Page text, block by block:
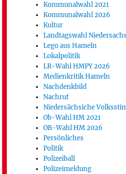
Kommunalwahl 2021
Kommunalwahl 2026
Kultur
Landtagswahl
Lego aus Hameln
Lokalpolitik
LR-Wahl HMPY 2026
Medienkritik Hameln
Nachdenkbild
Nachruf
Niedersächsiche
Ob-Wahl HM 2021
OB-Wahl HM 2026
Persönliches
Politik
Polizeiball
Polizeimeldung